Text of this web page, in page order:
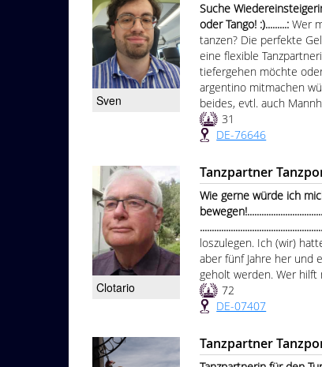
Sven
Suche
oder Tango! :).........:Wer
tanzen? Die perfekte
eine flexible
tiefergehen möchte
argentino mitmachen
beides, evtl. auch
31
DE-76646
Clotario
Tanzpartner
Wie gerne würde ich
loszulegen. Ich (wir)
aber fünf Jahre her und
geholt werden. Wer hilft
72
DE-07407
Tanzpartner